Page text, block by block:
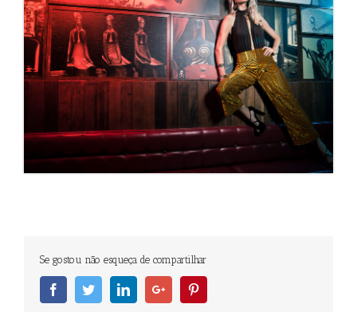
Se gostou não esqueça de compartilhar
FacebookTwitterLinkedinGoogleplus